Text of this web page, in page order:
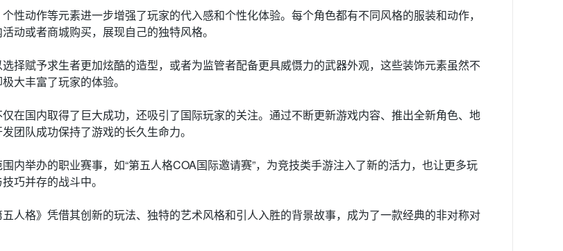
性动作等元素进一步增强了玩家的代入感和个性化体验。每个角色都有不同风格的服装和动作，
动或者商城购买，展现自己的独特风格。
择赋予求生者更加炫酷的造型，或者为监管者配备更具威慑力的武器外观，这些装饰元素虽然不
大丰富了玩家的体验。
仅在国内取得了巨大成功，还吸引了国际玩家的关注。通过不断更新游戏内容、推出全新角色、地
团队成功保持了游戏的长久生命力。
内举办的职业赛事，如“第五人格COA国际邀请赛”，为竞技类手游注入了新的活力，也让更多玩
巧并存的战斗中。
人格》凭借其创新的玩法、独特的艺术风格和引人入胜的背景故事，成为了一款经典的非对称对